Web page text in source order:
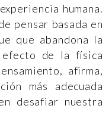
humana.
pensar basada en
que abandona la
de la física
afirma,
más adecuada
desafiar nuestra